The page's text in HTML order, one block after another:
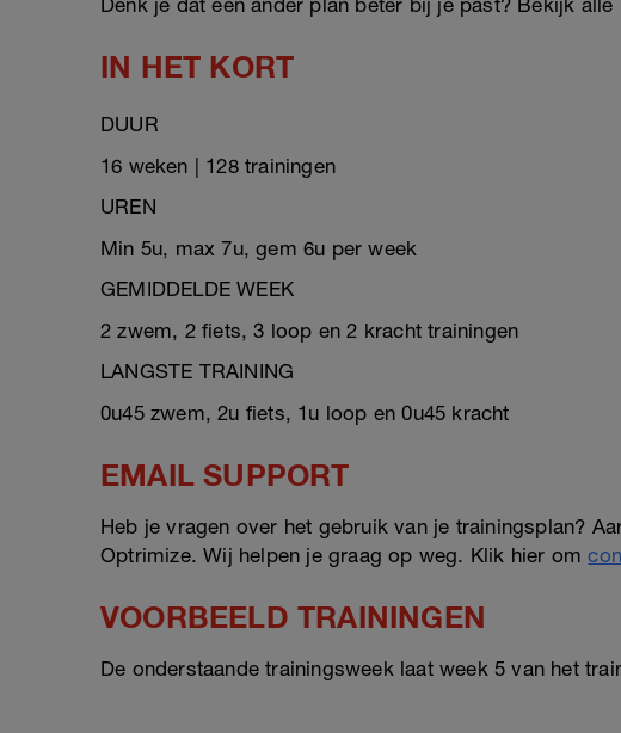
Denk je dat een ander plan beter bij je past? Bekijk alle
IN HET KORT
DUUR
16 weken | 128 trainingen
UREN
Min 5u, max 7u, gem 6u per week
GEMIDDELDE WEEK
2 zwem, 2 fiets, 3 loop en 2 kracht trainingen
LANGSTE TRAINING
0u45 zwem, 2u fiets, 1u loop en 0u45 kracht
EMAIL SUPPORT
Heb je vragen over het gebruik van je trainingsplan?
Optrimize. Wij helpen je graag op weg. Klik hier om
VOORBEELD TRAININGEN
De onderstaande trainingsweek laat week 5 van het